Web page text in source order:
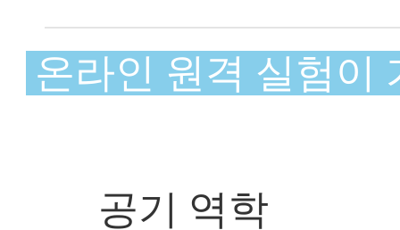
온라인 원격 실험이
공기 역학